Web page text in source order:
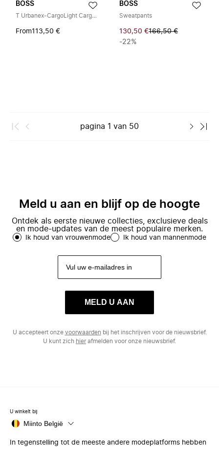
BOSS
T Urbanex-CargoLight Cargo Broek
From113,50 €
BOSS
Sweatpants
130,50 €166,50 €
-22%
pagina 1 van 50
Meld u aan en blijf op de hoogte
Ontdek als eerste nieuwe collecties, exclusieve deals
en mode-updates van de meest populaire merken.
Ik houd van vrouwenmode Ik houd van mannenmode
MELD U AAN
U accepteert onze voorwaarden bij het inschrijven voor de nieuwsbrief.
U kunt zich hierafmelden voor onze nieuwsbrief.
U winkelt bij
Miinto België
In tegenstelling tot de meeste andere modeplatforms hebben